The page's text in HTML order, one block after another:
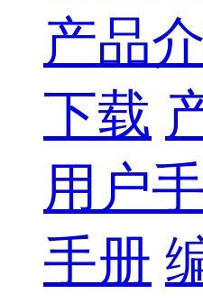
产品
下载
用户
手册